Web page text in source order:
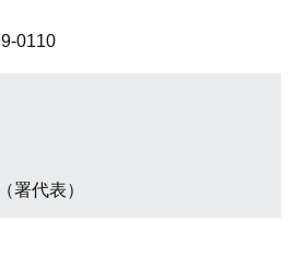
0110
署代表）